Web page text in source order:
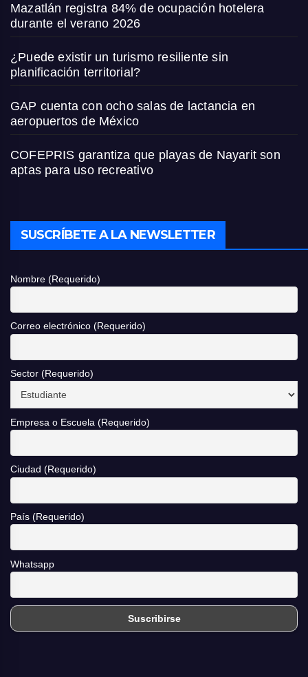
Mazatlán registra 84% de ocupación hotelera
durante el verano 2026
¿Puede existir un turismo resiliente sin
planificación territorial?
GAP cuenta con ocho salas de lactancia en
aeropuertos de México
COFEPRIS garantiza que playas de Nayarit son
aptas para uso recreativo
SUSCRÍBETE A LA NEWSLETTER
Nombre (Requerido)
Correo electrónico (Requerido)
Sector (Requerido)
Empresa o Escuela (Requerido)
Ciudad (Requerido)
País (Requerido)
Whatsapp